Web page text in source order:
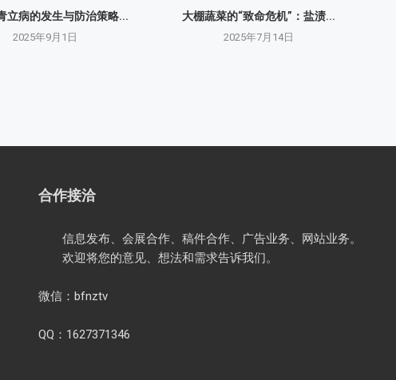
立病的发生与防治策略...
2025年9月1日
大棚蔬菜的“致命危机”：盐渍...
2025年7月14日
合作接洽
信息发布、会展合作、稿件合作、广告业务、网站业务。
欢迎将您的意见、想法和需求告诉我们。
微信：bfnztv
QQ：1627371346